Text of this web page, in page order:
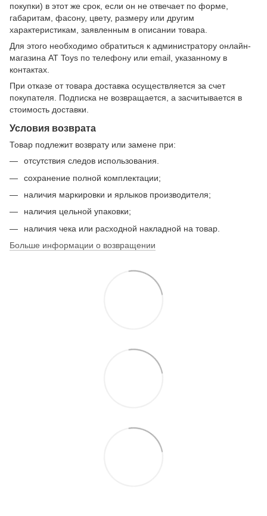
покупки) в этот же срок, если он не отвечает по форме,
габаритам, фасону, цвету, размеру или другим
характеристикам, заявленным в описании товара.
Для этого необходимо обратиться к администратору онлайн-
магазина AT Toys по телефону или email, указанному в
контактах.
При отказе от товара доставка осуществляется за счет
покупателя. Подписка не возвращается, а засчитывается в
стоимость доставки.
Условия возврата
Товар подлежит возврату или замене при:
отсутствия следов использования.
сохранение полной комплектации;
наличия маркировки и ярлыков производителя;
наличия цельной упаковки;
наличия чека или расходной накладной на товар.
Больше информации о возвращении